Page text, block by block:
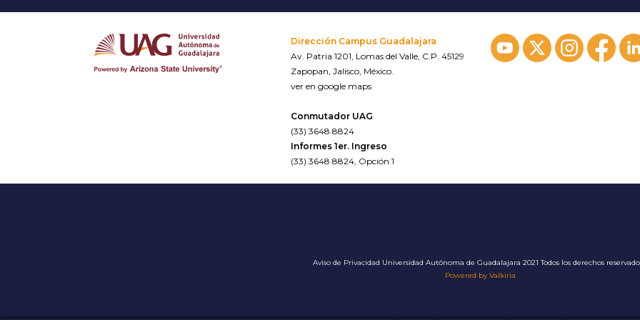
Dirección Campus Guadalajara
Av. Patria 1201, Lomas del Valle, C.P. 45129
Zapopan, Jalisco, México.
ver en google maps
Conmutador UAG
(33) 3648 8824
Informes 1er. Ingreso
(33) 3648 8824, Opción 1
Aviso de Privacidad Universidad Autónoma de Guadalajara 2021 Todos los derechos
Powered by Valkiria